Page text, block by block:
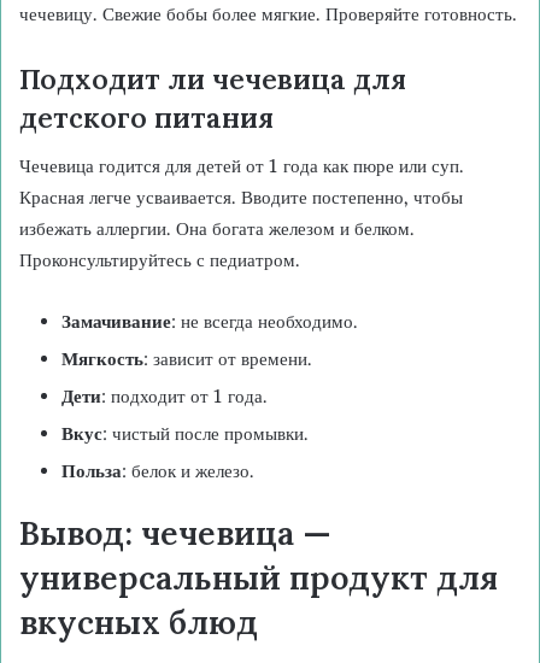
чечевицу. Свежие бобы более мягкие. Проверяйте готовность.
Подходит ли чечевица для
детского питания
Чечевица годится для детей от 1 года как пюре или суп.
Красная легче усваивается. Вводите постепенно, чтобы
избежать аллергии. Она богата железом и белком.
Проконсультируйтесь с педиатром.
Замачивание: не всегда необходимо.
Мягкость: зависит от времени.
Дети: подходит от 1 года.
Вкус: чистый после промывки.
Польза: белок и железо.
Вывод: чечевица —
универсальный продукт для
вкусных блюд